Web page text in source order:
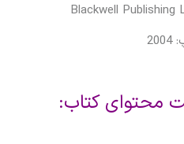
Blackwell Publishing
محتوای کتاب: